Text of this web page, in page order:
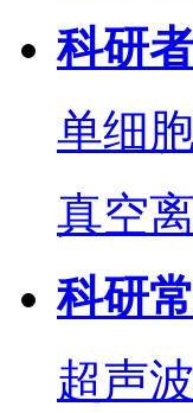
科研
单细
真空
科研
超声